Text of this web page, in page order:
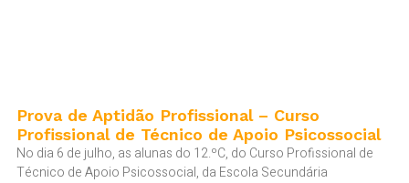
Prova de Aptidão Profissional – Curso
Profissional de Técnico de Apoio Psicossocial
No dia 6 de julho, as alunas do 12.ºC, do Curso Profissional de
Técnico de Apoio Psicossocial, da Escola Secundária